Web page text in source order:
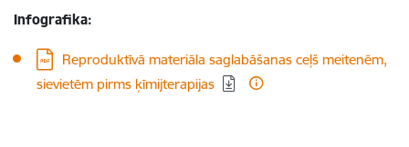
Infografika:
Lejupielādēt:
Reproduktīvā materiāla saglabāšanas ceļš meitenēm,
sievietēm pirms ķīmijterapijas